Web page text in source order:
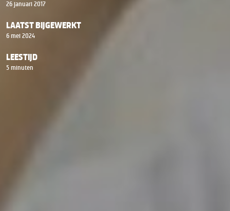
26 januari 2017
LAATST BIJGEWERKT
6 mei 2024
LEESTIJD
5 minuten